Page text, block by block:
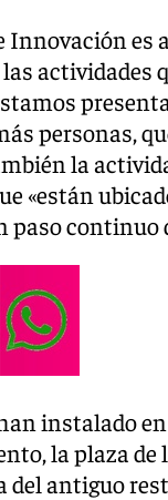
Innovación
actividades
personas,
la
«están
paso continuo
instalado
la plaza
del antiguo